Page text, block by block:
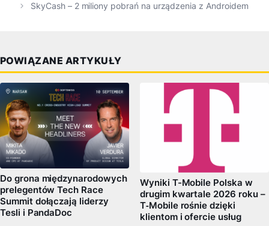
SkyCash – 2 miliony pobrań na urządzenia z Androidem
POWIĄZANE ARTYKUŁY
Do grona międzynarodowych
prelegentów Tech Race
Summit dołączają liderzy
Tesli i PandaDoc
Wyniki T-Mobile Polska w
drugim kwartale 2026 roku –
T‑Mobile rośnie dzięki
klientom i ofercie usług